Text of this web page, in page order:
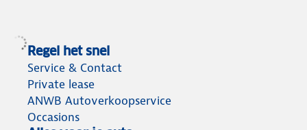
Regel het snel
Service & Contact
Private lease
ANWB Autoverkoopservice
Occasions